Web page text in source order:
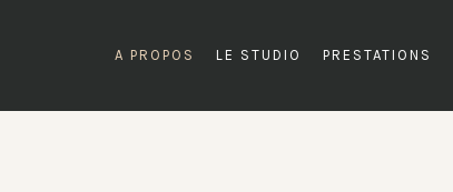
A PROPOS LE STUDIO PRESTATIONS